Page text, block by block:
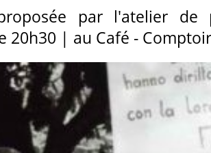
par l'atelier
20h30 | au Café -